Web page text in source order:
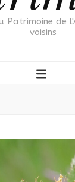
Patrimoine de
voisins